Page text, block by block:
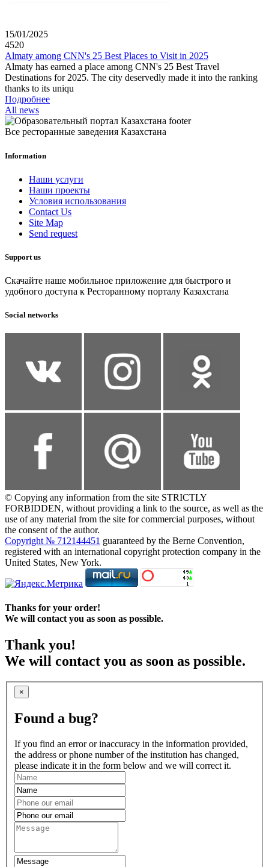
15/01/2025
4520
Almaty among CNN's 25 Best Places to Visit in 2025
Almaty has earned a place among CNN's 25 Best Travel
Destinations for 2025. The city deservedly made it into the ranking
thanks to its uniqu
Подробнее
All news
Все ресторанные заведения Казахстана
Information
Наши услуги
Наши проекты
Условия использования
Contact Us
Site Map
Send request
Support us
Скачайте наше мобильное приложение для быстрого и
удобного доступа к Ресторанному порталу Казахстана
Social networks
© Copying any information from the site STRICTLY
FORBIDDEN, without providing a link to the source, as well as the
use of any material from the site for commercial purposes, without
the consent of the author.
Copyright № 712144451 guaranteed by the Berne Convention,
registered with an international copyright protection company in the
United States, New York.
Thanks for your order!
We will contact you as soon as possible.
Thank you!
We will contact you as soon as possible.
×
Found a bug?
If you find an error or inaccuracy in the information provided,
the address or phone number of the institution has changed,
please indicate it in the form below and we will correct it.